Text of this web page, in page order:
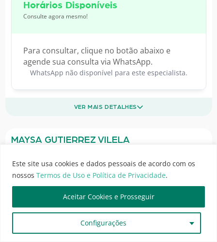
Este site usa cookies e dados pessoais de acordo com os
nossos Termos de Uso e Política de Privacidade.
Configurações
Aceitar Cookies e Prosseguir
Horários Disponíveis
Consulte agora mesmo!
Para consultar, clique no botão abaixo e
agende sua consulta via WhatsApp.
WhatsApp não disponível para este especialista.
VER MAIS DETALHES
MAYSA GUTIERREZ VILELA
CRM-MS 2942 | RQE 2117 |
Avaliações em Andamento...
M
MedGuias
Este profissional pode ter avaliações que ainda não